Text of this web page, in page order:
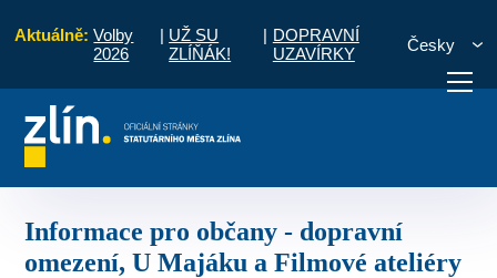
Aktuálně: Volby
2026
| UŽ SU
ZLÍŇÁK!
| DOPRAVNÍ
UZAVÍRKY
Česky
vyřídit Potřebuji zaplatit
Informace pro občany - dopravní
omezení, U Majáku a Filmové ateliéry